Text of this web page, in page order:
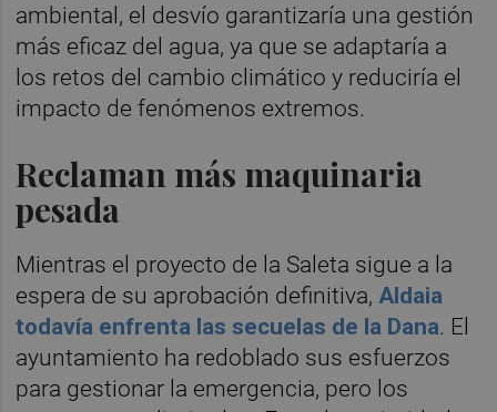
ambiental, el desvío garantizaría una gestión
más eficaz del agua, ya que se adaptaría a
los retos del cambio climático y reduciría el
impacto de fenómenos extremos.
Reclaman más maquinaria
pesada
Mientras el proyecto de la Saleta sigue a la
espera de su aprobación definitiva,Aldaia
todavía enfrenta las secuelas de la Dana. El
ayuntamiento ha redoblado sus esfuerzos
para gestionar la emergencia, pero los